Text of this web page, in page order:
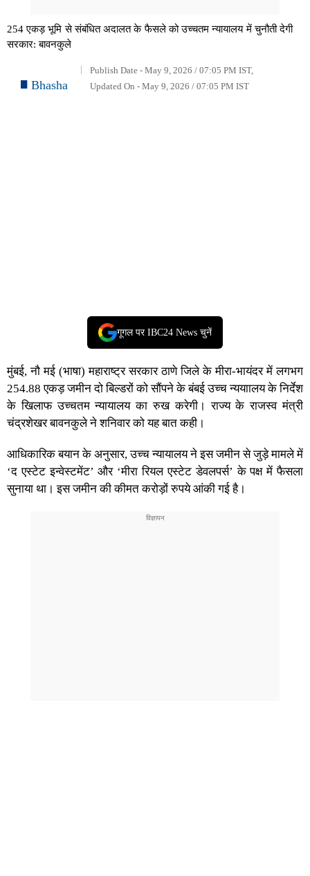
254 एकड़ भूमि से संबंधित अदालत के फैसले को उच्चतम न्यायालय में चुनौती देगी
सरकार: बावनकुले
Bhasha
Publish Date - May 9, 2026 / 07:05 PM IST,
Updated On - May 9, 2026 / 07:05 PM IST
गूगल पर IBC24 News चुनें
मुंबई, नौ मई (भाषा) महाराष्ट्र सरकार ठाणे जिले के मीरा-भायंदर में लगभग
254.88 एकड़ जमीन दो बिल्डरों को सौंपने के बंबई उच्च न्ययाालय के निर्देश
के खिलाफ उच्चतम न्यायालय का रुख करेगी। राज्य के राजस्व मंत्री
चंद्रशेखर बावनकुले ने शनिवार को यह बात कही।
आधिकारिक बयान के अनुसार, उच्च न्यायालय ने इस जमीन से जुड़े मामले में
‘द एस्टेट इन्वेस्टमेंट’ और ‘मीरा रियल एस्टेट डेवलपर्स’ के पक्ष में फैसला
सुनाया था। इस जमीन की कीमत करोड़ों रुपये आंकी गई है।